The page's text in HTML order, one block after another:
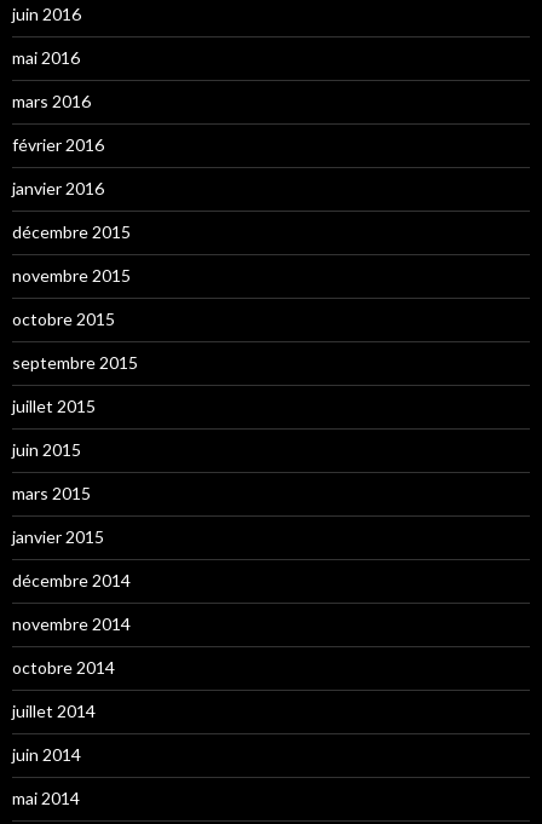
juin 2016
mai 2016
mars 2016
février 2016
janvier 2016
décembre 2015
novembre 2015
octobre 2015
septembre 2015
juillet 2015
juin 2015
mars 2015
janvier 2015
décembre 2014
novembre 2014
octobre 2014
juillet 2014
juin 2014
mai 2014